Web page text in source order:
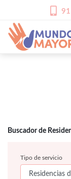
Buscador de
Tipo de servicio